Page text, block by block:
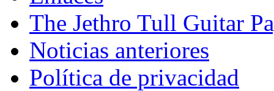
The Jethro Tull Guitar
Noticias anteriores
Política de privacidad